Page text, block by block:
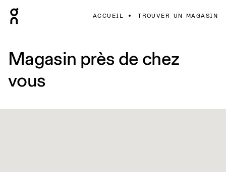
ACCUEIL TROUVER UN MAGASIN
Magasin près de chez
vous